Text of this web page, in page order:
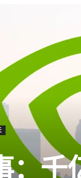
：千